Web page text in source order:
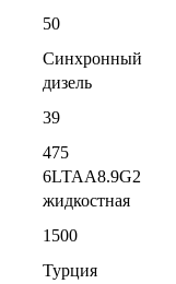
50
Синхронный
дизель
39
475
6LTAA8.9G2
жидкостная
1500
Турция